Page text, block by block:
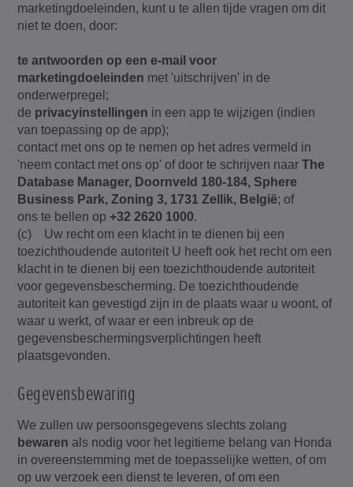
marketingdoeleinden, kunt u te allen tijde vragen om dit
niet te doen, door:
te antwoorden op een e-mail voor
marketingdoeleinden met 'uitschrijven' in de
onderwerpregel;
de privacyinstellingen in een app te wijzigen (indien
van toepassing op de app);
contact met ons op te nemen op het adres vermeld in
'neem contact met ons op' of door te schrijven naarThe
Database Manager, Doornveld 180-184, Sphere
Business Park, Zoning 3, 1731 Zellik, België; of
ons te bellen op+32 2620 1000.
(c) Uw recht om een klacht in te dienen bij een
toezichthoudende autoriteit U heeft ook het recht om een
klacht in te dienen bij een toezichthoudende autoriteit
voor gegevensbescherming. De toezichthoudende
autoriteit kan gevestigd zijn in de plaats waar u woont, of
waar u werkt, of waar er een inbreuk op de
gegevensbeschermingsverplichtingen heeft
plaatsgevonden.
Gegevensbewaring
We zullen uw persoonsgegevens slechts zolang
bewaren als nodig voor het legitieme belang van Honda
in overeenstemming met de toepasselijke wetten, of om
op uw verzoek een dienst te leveren, of om een